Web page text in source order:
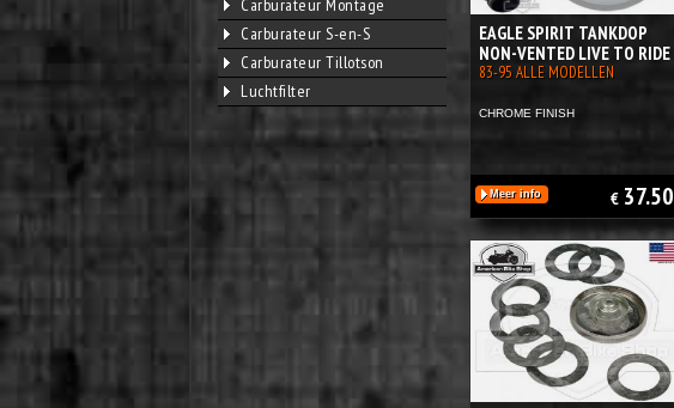
Carburateur Montage
Carburateur S-en-S
Carburateur Tillotson
Luchtfilter
EAGLE SPIRIT TANKDOP
NON-VENTED LIVE TO RIDE
83-95 ALLE MODELLEN
CHROME FINISH
Meer info € 37.50